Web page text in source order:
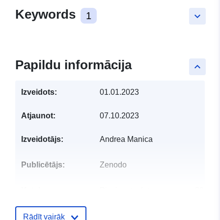
keyboard_arrow_down
Keywords 1
keyboard_arrow_up
Papildu informācija
Izveidots: 01.01.2023
Atjaunot: 07.10.2023
Izveidotājs: Andrea Manica
Publicētājs: Zenodo
Rādīt vairāk